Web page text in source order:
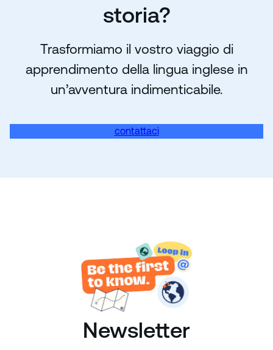
storia?
Trasformiamo il vostro viaggio di
apprendimento della lingua inglese in
un’avventura indimenticabile.
contattaci
Newsletter